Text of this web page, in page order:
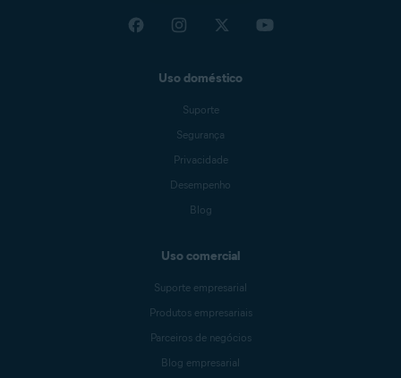
Uso doméstico
Suporte
Segurança
Privacidade
Desempenho
Blog
Uso comercial
Suporte empresarial
Produtos empresariais
Parceiros de negócios
Blog empresarial